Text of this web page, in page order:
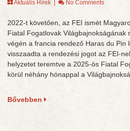
Aktuális Hírek No Comments
2022-t követően, az FEI ismét
Fiatal Fogatlovak Világbajnokságának
végén a francia rendező Haras du Pin
visszaadta a rendezési jogot az FEI-
helyzetet teremtve a 2025-ös Fiatal
körül néhány hónappal a
Bővebben